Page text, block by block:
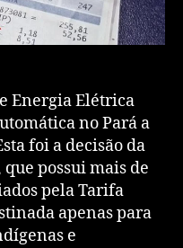
Energia Elétrica
no Pará a
foi a decisão da
possui mais de
pela Tarifa
apenas para
e